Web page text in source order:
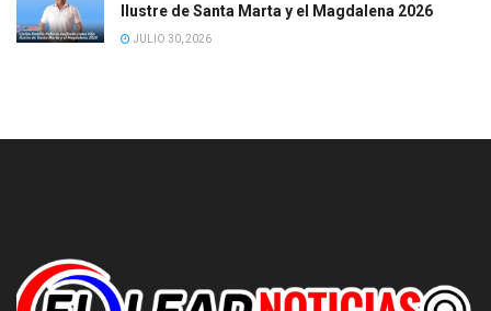
Ilustre de Santa Marta y el Magdalena 2026
JULIO 30, 2026